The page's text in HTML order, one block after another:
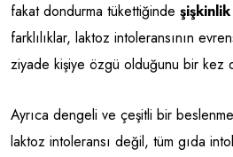
fakat dondurma tükettiğinde şişkinlik
farklılıklar, laktoz intoleransının
ziyade kişiye özgü olduğunu bir kez
Ayrıca dengeli ve çeşitli bir
laktoz intoleransı değil, tüm gıda